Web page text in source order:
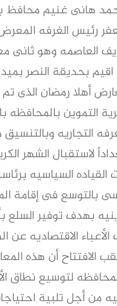
محمد هانى غنيم
رئيس الغرفه
العاصمه وهو ثانى
بحديقة النصر
أهلا رمضان الذى
التموين بالمحافظه
التجاريه
لاستقبال الشهر
القياده السياسيه
بالتوسع فى إقامة
بهدف توفير السلع
الاقتصاديه عن
الافتتاح أن هذه
لتوسيع نطاق
من أجل تلبية